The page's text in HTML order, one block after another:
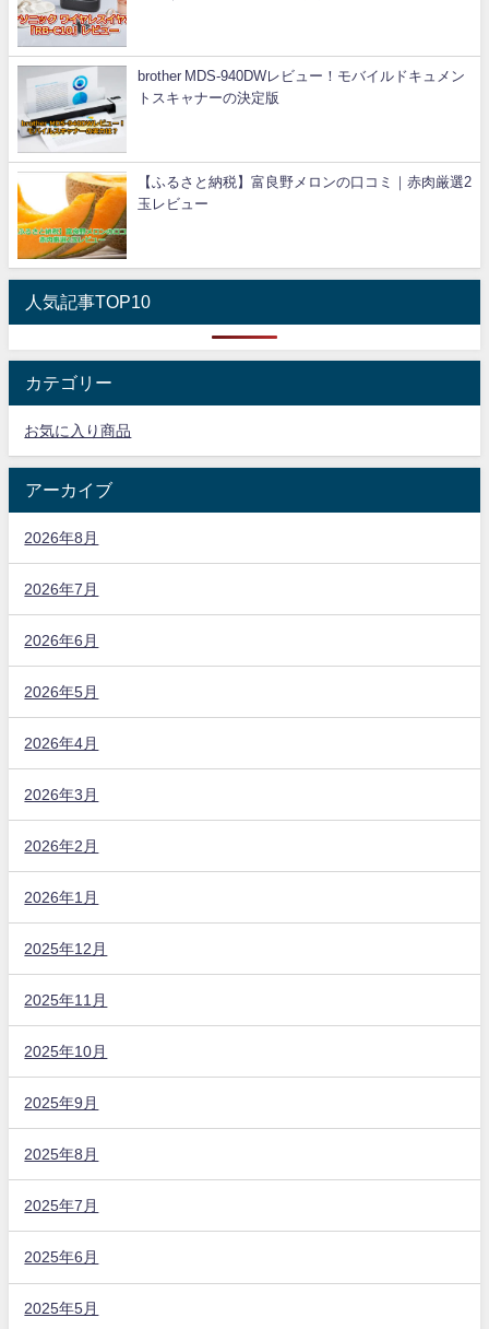
brother MDS-940DWレビュー！モバイルドキュメン
トスキャナーの決定版
【ふるさと納税】富良野メロンの口コミ｜赤肉厳選2
玉レビュー
人気記事TOP10
カテゴリー
お気に入り商品
アーカイブ
2026年8月
2026年7月
2026年6月
2026年5月
2026年4月
2026年3月
2026年2月
2026年1月
2025年12月
2025年11月
2025年10月
2025年9月
2025年8月
2025年7月
2025年6月
2025年5月